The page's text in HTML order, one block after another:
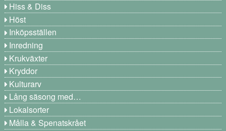
Hiss & Diss
Höst
Inköpsställen
Inredning
Krukväxter
Kryddor
Kulturarv
Lång säsong med…
Lokalsorter
Målla & Spenatskrået